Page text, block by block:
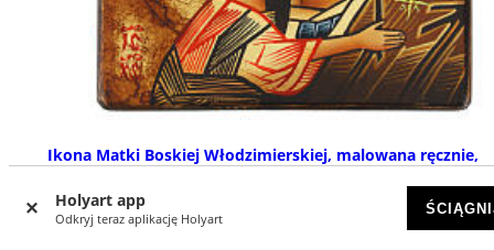
Holyart app
Odkryj teraz aplikację Holyart
Ikona Matki Boskiej Włodzimierskiej, malowana ręcznie,
28x24 cm
DOSTĘPNY